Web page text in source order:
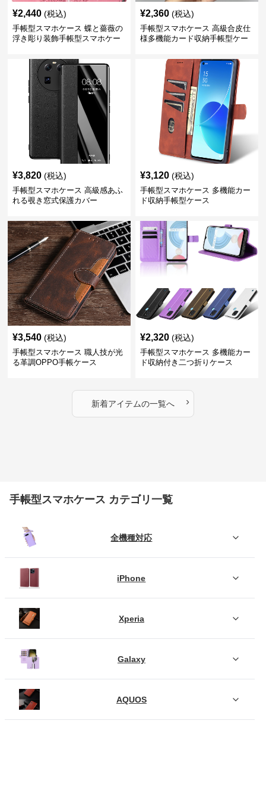
¥2,440 (税込)
手帳型スマホケース 蝶と薔薇の
浮き彫り装飾手帳型スマホケー
¥2,360 (税込)
手帳型スマホケース 高級合皮仕
様多機能カード収納手帳型ケー
¥3,820 (税込)
手帳型スマホケース 高級感あふ
れる覗き窓式保護カバー
¥3,120 (税込)
手帳型スマホケース 多機能カー
ド収納手帳型ケース
¥3,540 (税込)
手帳型スマホケース 職人技が光
る革調OPPO手帳ケース
¥2,320 (税込)
手帳型スマホケース 多機能カー
ド収納付き二つ折りケース
新着アイテムの一覧へ ›
手帳型スマホケース カテゴリ一覧
全機種対応
iPhone
Xperia
Galaxy
AQUOS